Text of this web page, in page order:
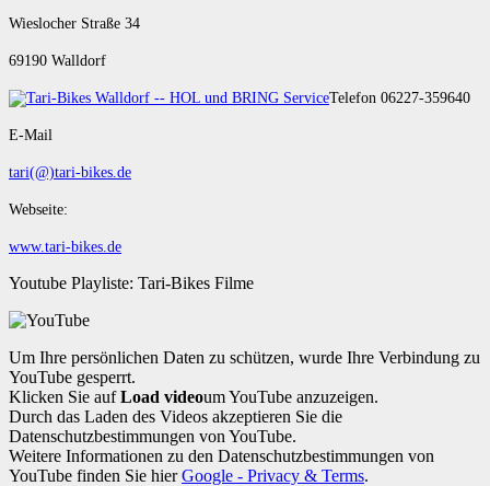
Wieslocher Straße 34
69190 Walldorf
Telefon 06227-359640
E-Mail
tari(@)tari-bikes.de
Webseite:
www.tari-bikes.de
Youtube Playliste: Tari-Bikes Filme
Um Ihre persönlichen Daten zu schützen, wurde Ihre Verbindung zu
YouTube gesperrt.
Klicken Sie aufLoad videoum YouTube anzuzeigen.
Durch das Laden des Videos akzeptieren Sie die
Datenschutzbestimmungen von YouTube.
Weitere Informationen zu den Datenschutzbestimmungen von
YouTube finden Sie hierGoogle - Privacy & Terms.